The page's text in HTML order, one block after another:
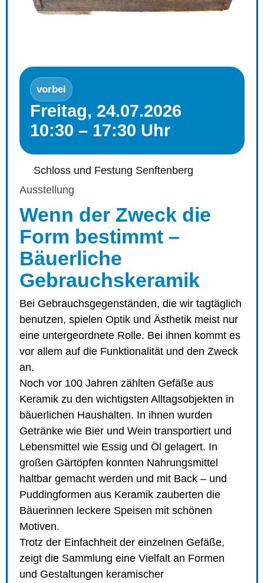
vorbei
Freitag, 24.07.2026
10:30 – 17:30 Uhr
Schloss und Festung Senftenberg
Ausstellung
Wenn der Zweck die
Form bestimmt –
Bäuerliche
Gebrauchskeramik
Bei Gebrauchsgegenständen, die wir tagtäglich
benutzen, spielen Optik und Ästhetik meist nur
eine untergeordnete Rolle. Bei ihnen kommt es
vor allem auf die Funktionalität und den Zweck
an.
Noch vor 100 Jahren zählten Gefäße aus
Keramik zu den wichtigsten Alltagsobjekten in
bäuerlichen Haushalten. In ihnen wurden
Getränke wie Bier und Wein transportiert und
Lebensmittel wie Essig und Öl gelagert. In
großen Gärtöpfen konnten Nahrungsmittel
haltbar gemacht werden und mit Back – und
Puddingformen aus Keramik zauberten die
Bäuerinnen leckere Speisen mit schönen
Motiven.
Trotz der Einfachheit der einzelnen Gefäße,
zeigt die Sammlung eine Vielfalt an Formen
und Gestaltungen keramischer